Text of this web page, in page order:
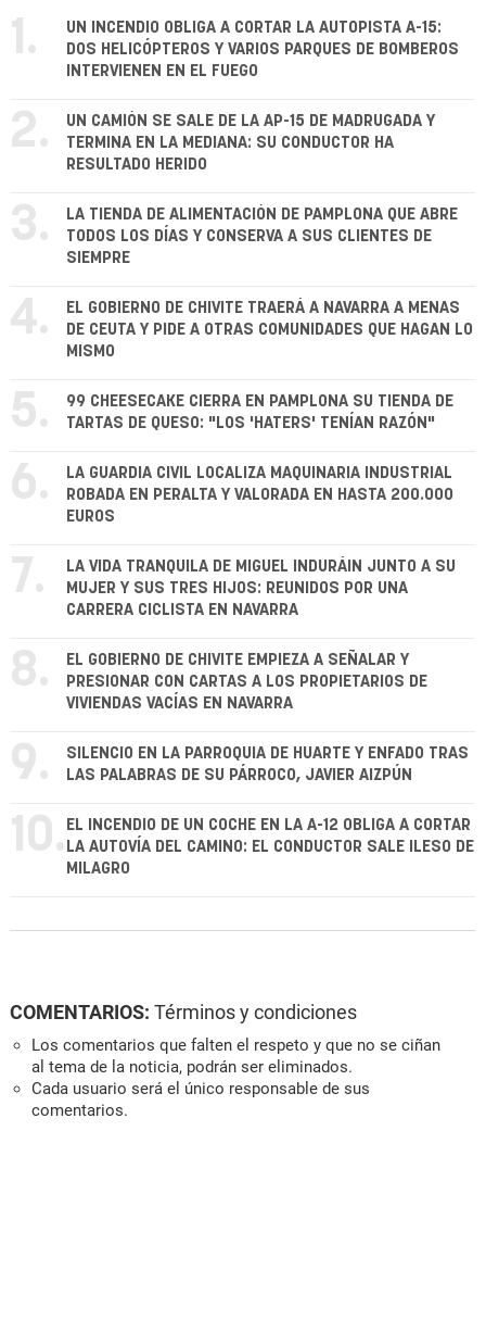
1.
UN INCENDIO OBLIGA A CORTAR LA AUTOPISTA A-15:
DOS HELICÓPTEROS Y VARIOS PARQUES DE BOMBEROS
INTERVIENEN EN EL FUEGO
2.
UN CAMIÓN SE SALE DE LA AP-15 DE MADRUGADA Y
TERMINA EN LA MEDIANA: SU CONDUCTOR HA
RESULTADO HERIDO
3.
LA TIENDA DE ALIMENTACIÓN DE PAMPLONA QUE ABRE
TODOS LOS DÍAS Y CONSERVA A SUS CLIENTES DE
SIEMPRE
4.
EL GOBIERNO DE CHIVITE TRAERÁ A NAVARRA A MENAS
DE CEUTA Y PIDE A OTRAS COMUNIDADES QUE HAGAN LO
MISMO
5.
99 CHEESECAKE CIERRA EN PAMPLONA SU TIENDA DE
TARTAS DE QUESO: "LOS 'HATERS' TENÍAN RAZÓN"
6.
LA GUARDIA CIVIL LOCALIZA MAQUINARIA INDUSTRIAL
ROBADA EN PERALTA Y VALORADA EN HASTA 200.000
EUROS
7.
LA VIDA TRANQUILA DE MIGUEL INDURÁIN JUNTO A SU
MUJER Y SUS TRES HIJOS: REUNIDOS POR UNA
CARRERA CICLISTA EN NAVARRA
8.
EL GOBIERNO DE CHIVITE EMPIEZA A SEÑALAR Y
PRESIONAR CON CARTAS A LOS PROPIETARIOS DE
VIVIENDAS VACÍAS EN NAVARRA
9.
SILENCIO EN LA PARROQUIA DE HUARTE Y ENFADO TRAS
LAS PALABRAS DE SU PÁRROCO, JAVIER AIZPÚN
10. EL INCENDIO DE UN COCHE EN LA A-12 OBLIGA A CORTAR
LA AUTOVÍA DEL CAMINO: EL CONDUCTOR SALE ILESO DE
MILAGRO
COMENTARIOS: Términos y condiciones
Los comentarios que falten el respeto y que no se ciñan
al tema de la noticia, podrán ser eliminados.
Cada usuario será el único responsable de sus
comentarios.